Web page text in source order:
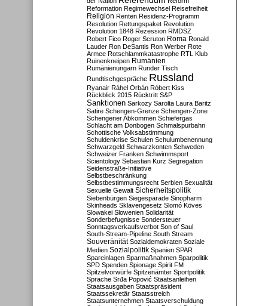
Reformation Regimewechsel Reisefreiheit
Religion Renten Residenz-Programm
Resolution Rettungspaket Revolution
Revolution 1848 Rezession RMDSZ
Robert Fico Roger Scruton Roma Ronald
Lauder Ron DeSantis Ron Werber Rote
Armee Rotschlammkatastrophe RTL Klub
Ruinenkneipen Rumänien
Rumänienungarn Runder Tisch
Rundtischgespräche Russland
Ryanair Ráhel Orbán Róbert Kiss
Rückblick 2015 Rücktritt S&P
Sanktionen Sarkozy Sarolta Laura Baritz
Satire Schengen-Grenze Schengen-Zone
Schengener Abkommen Schiefergas
Schlacht am Donbogen Schmalspurbahn
Schottische Volksabstimmung
Schuldenkrise Schulen Schulumbenennung
Schwarzgeld Schwarzkonten Schweden
Schweizer Franken Schwimmsport
Scientology Sebastian Kurz Segregation
Seidenstraße-Initiative
Selbstbeschränkung
Selbstbestimmungsrecht Serbien Sexualität
Sexuelle Gewalt Sicherheitspolitik
Siebenbürgen Siegesparade Sinopharm
Skinheads Sklavengesetz Slomó Köves
Slowakei Slowenien Solidarität
Sonderbefugnisse Sondersteuer
Sonntagsverkaufsverbot Son of Saul
South-Stream-Pipeline South Stream
Souveränität Sozialdemokraten Soziale
Medien Sozialpolitik Spanien SPAR
Spareinlagen Sparmaßnahmen Sparpolitik
SPD Spenden Spionage Spirit FM
Spitzelvorwürfe Spitzenämter Sportpolitik
Sprache Srđa Popović Staatsanleihen
Staatsausgaben Staatspräsident
Staatssekretär Staatsstreich
Staatsunternehmen Staatsverschuldung